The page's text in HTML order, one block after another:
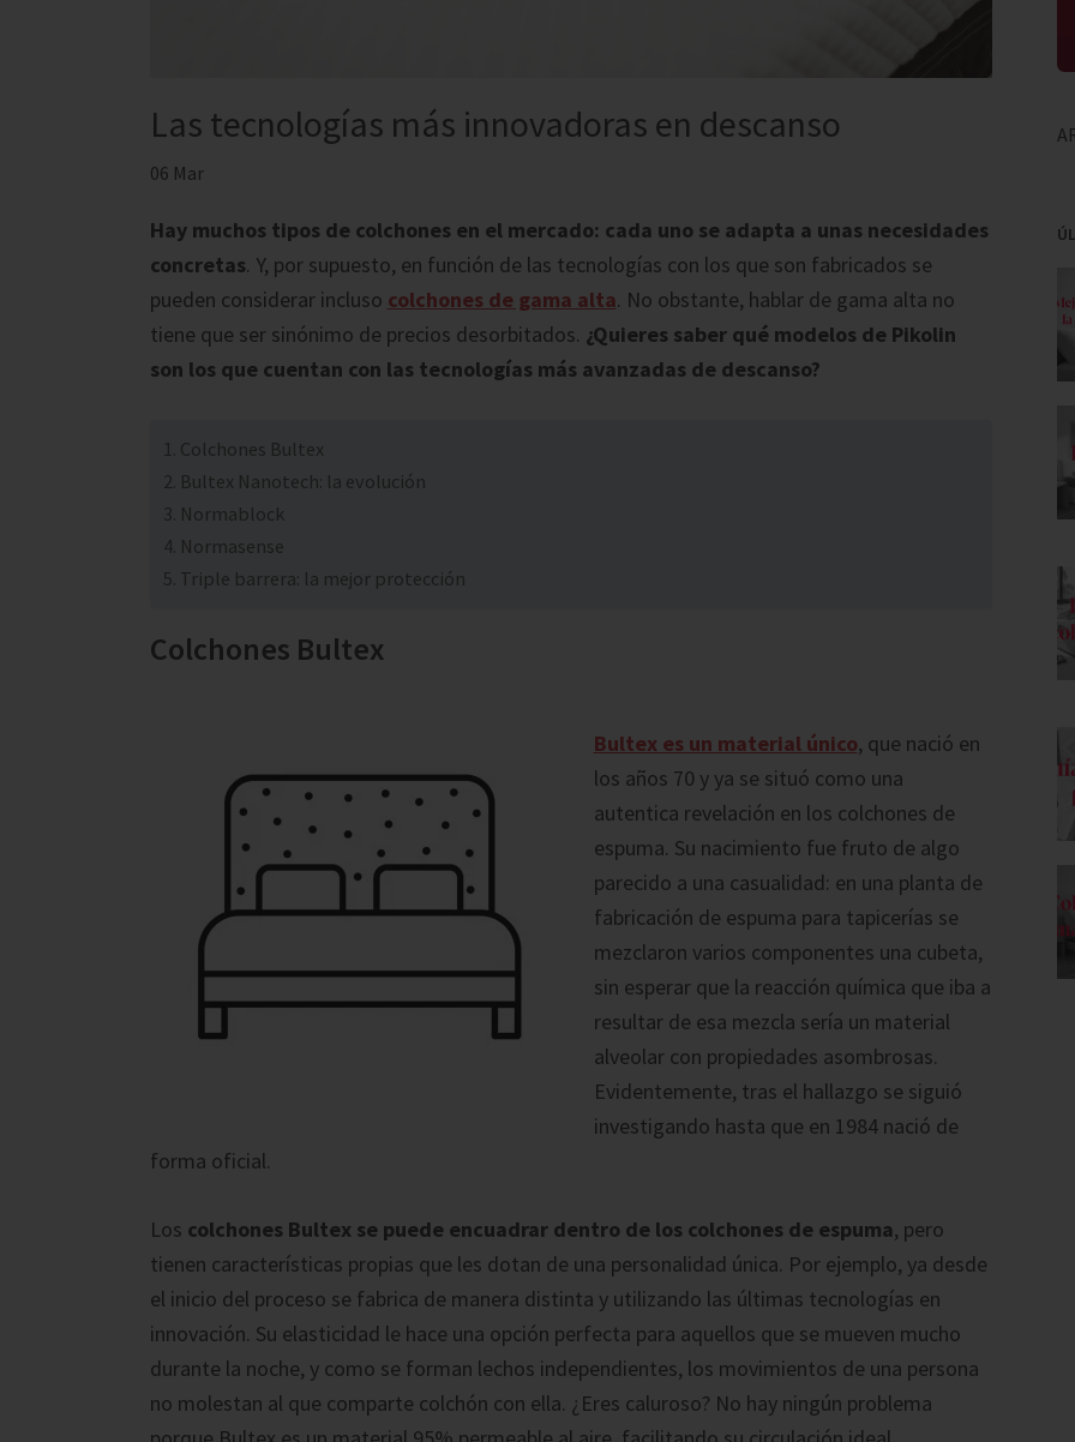
Las tecnologías más innovadoras en descanso
06 Mar
Hay muchos tipos de colchones en el mercado: cada uno se adapta a unas necesidades
concretas. Y, por supuesto, en función de las tecnologías con los que son fabricados se
pueden considerar incluso colchones de gama alta. No obstante, hablar de gama alta no
tiene que ser sinónimo de precios desorbitados. ¿Quieres saber qué modelos de Pikolin
son los que cuentan con las tecnologías más avanzadas de descanso?
Colchones Bultex
Bultex Nanotech: la evolución
Normablock
Normasense
Triple barrera: la mejor protección
Colchones Bultex
Bultex es un material único, que nació en
los años 70 y ya se situó como una
autentica revelación en los colchones de
espuma. Su nacimiento fue fruto de algo
parecido a una casualidad: en una planta de
fabricación de espuma para tapicerías se
mezclaron varios componentes una cubeta,
sin esperar que la reacción química que iba a
resultar de esa mezcla sería un material
alveolar con propiedades asombrosas.
Evidentemente, tras el hallazgo se siguió
investigando hasta que en 1984 nació de
forma oficial.
Los colchones Bultex se puede encuadrar dentro de los colchones de espuma, pero
tienen características propias que les dotan de una personalidad única. Por ejemplo, ya desde
el inicio del proceso se fabrica de manera distinta y utilizando las últimas tecnologías en
innovación. Su elasticidad le hace una opción perfecta para aquellos que se mueven mucho
durante la noche, y como se forman lechos independientes, los movimientos de una persona
no molestan al que comparte colchón con ella. ¿Eres caluroso? No hay ningún problema